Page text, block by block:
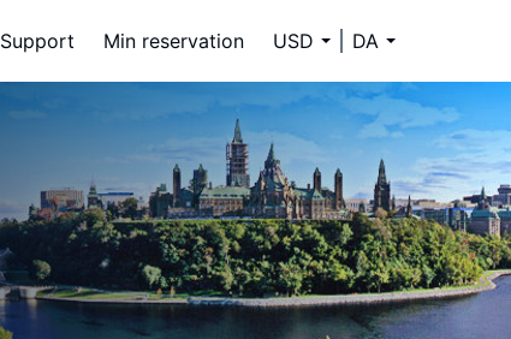
Support Min reservation USD DA